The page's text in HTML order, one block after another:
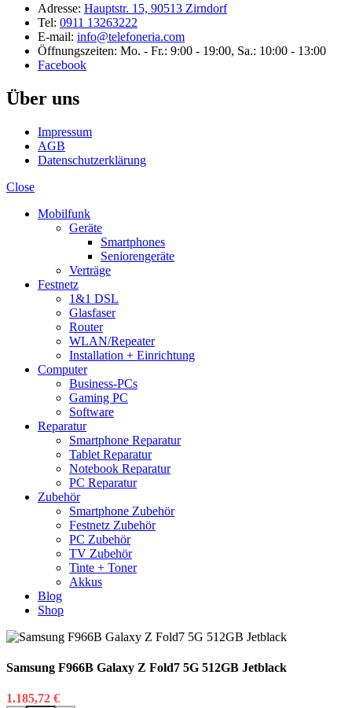
Adresse: Hauptstr. 15, 90513 Zirndorf
Tel: 0911 13263222
E-mail: info@telefoneria.com
Öffnungszeiten: Mo. - Fr.: 9:00 - 19:00, Sa.: 10:00 - 13:00
Facebook
Über uns
Impressum
AGB
Datenschutzerklärung
Close
Mobilfunk
Geräte
Smartphones
Seniorengeräte
Verträge
Festnetz
1&1 DSL
Glasfaser
Router
WLAN/Repeater
Installation + Einrichtung
Computer
Business-PCs
Gaming PC
Software
Reparatur
Smartphone Reparatur
Tablet Reparatur
Notebook Reparatur
PC Reparatur
Zubehör
Smartphone Zubehör
Festnetz Zubehör
PC Zubehör
TV Zubehör
Tinte + Toner
Akkus
Blog
Shop
Samsung F966B Galaxy Z Fold7 5G 512GB Jetblack
1.185,72 €